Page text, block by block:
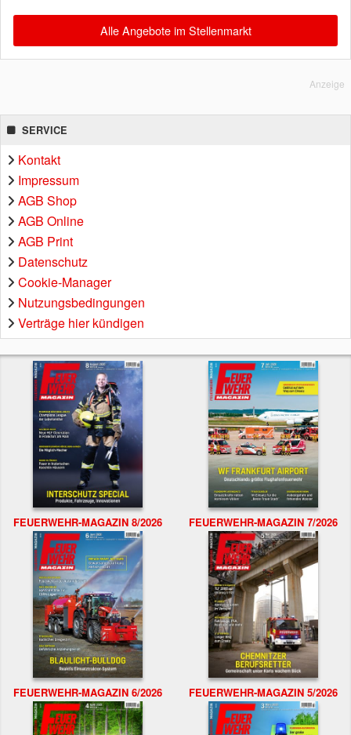
Alle Angebote im Stellenmarkt
Anzeige
SERVICE
Kontakt
Impressum
AGB Shop
AGB Online
AGB Print
Datenschutz
Cookie-Manager
Nutzungsbedingungen
Verträge hier kündigen
FEUERWEHR-MAGAZIN 8/2026 FEUERWEHR-MAGAZIN 7/2026
FEUERWEHR-MAGAZIN 6/2026 FEUERWEHR-MAGAZIN 5/2026